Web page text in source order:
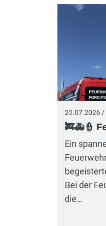
25.07.2026 /
🚒🚑👮
Ein
Bei der
die…